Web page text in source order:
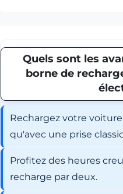
Quels sont les
borne de
Rechargez votre
qu'avec une prise
Profitez des heures
recharge par deux.